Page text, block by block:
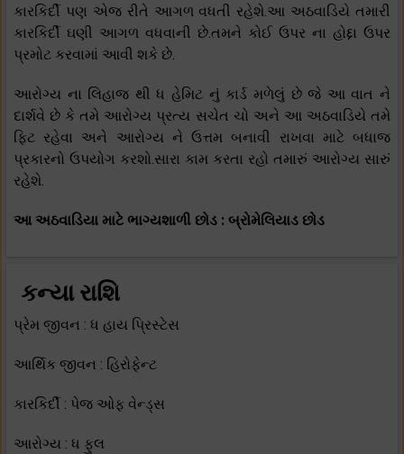
કારકિર્દી પણ એજ રીતે આગળ વધતી રહેશે.આ અઠવાડિયે તમારી
કારકિર્દી ઘણી આગળ વધવાની છે.તમને કોઈ ઉપર ના હોદ્દા ઉપર
પ્રમોટ કરવામાં આવી શકે છે.
આરોગ્ય ના લિહાજ થી ધ હેમિટ નું કાર્ડ મળેલું છે જે આ વાત ને
દાર્શવે છે કે તમે આરોગ્ય પ્રત્ય સચેત ચો અને આ અઠવાડિયે તમે
ફિટ રહેવા અને આરોગ્ય ને ઉત્તમ બનાવી રાખવા માટે બધાજ
પ્રકારનો ઉપયોગ કરશો.સારા કામ કરતા રહો તમારું આરોગ્ય સારું
રહેશે.
આ અઠવાડિયા માટે ભાગ્યશાળી છોડ : બ્રોમેલિયાડ છોડ
કન્યા રાશિ
પ્રેમ જીવન : ધ હાય પ્રિસ્ટેસ
આર્થિક જીવન : હિરોફેન્ટ
કારકિર્દી : પેજ ઓફ વેન્ડ્સ
આરોગ્ય : ધ ફુલ